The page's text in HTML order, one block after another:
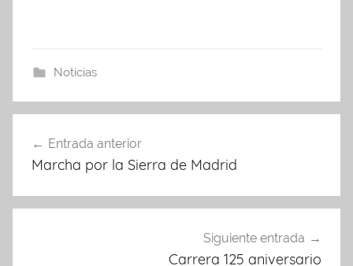
Noticias
de
Entrada anterior
Marcha por la Sierra de Madrid
Siguiente entrada
Carrera 125 aniversario